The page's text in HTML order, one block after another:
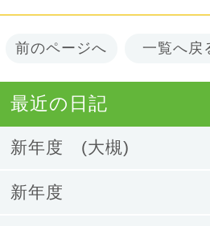
前のページへ 一覧へ戻
最近の日記
新年度 (大槻)
新年度